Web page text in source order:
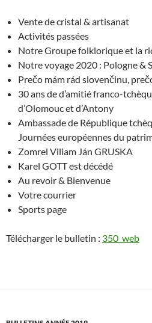
Vente de cristal & artisanat
Activités passées
Notre Groupe folklorique et la
Notre voyage 2020 : Pologne &
Prečo mám rád slovenčinu,
30 ans de d’amitié franco-
d’Olomouc et d’Antony
Ambassade de République
Journées européennes du
Zomrel Viliam Ján GRUSKA
Karel GOTT est décédé
Au revoir & Bienvenue
Votre courrier
Sports page
Télécharger le bulletin : 350_web